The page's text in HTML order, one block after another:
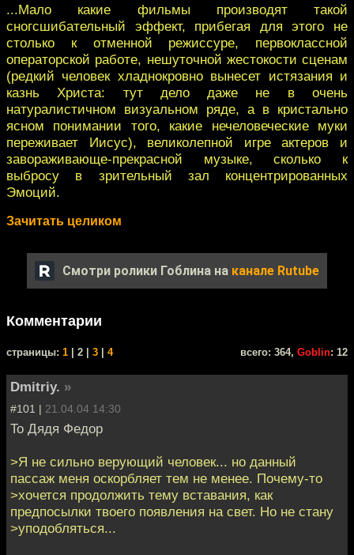
...Мало какие фильмы производят такой
сногсшибательный эффект, прибегая для этого не
столько к отменной режиссуре, первоклассной
операторской работе, нешуточной жестокости сценам
(редкий человек хладнокровно вынесет истязания и
казнь Христа: тут дело даже не в очень
натуралистичном визуальном ряде, а в кристально
ясном понимании того, какие нечеловеческие муки
переживает Иисус), великолепной игре актеров и
завораживающе-прекрасной музыке, сколько к
выбросу в зрительный зал концентрированных
Эмоций.
Зачитать целиком
Смотри ролики Гоблина на канале Rutube
Комментарии
cтраницы: 1 | 2 | 3 4 всего: 364, Goblin: 12
Dmitriy. »
#101 | 21.04.04 14:30
To Дядя Федор
>Я не сильно верующий человек... но данный
пассаж меня оскорбляет тем не менее. Почему-то
>хочется продолжить тему вставания, как
предпосылки твоего появления на свет. Но не стану
>уподобляться...